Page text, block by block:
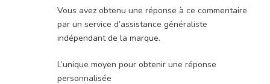
Vous avez obtenu une réponse à ce commentaire
par un service d’assistance généraliste
indépendant de la marque.
L’unique moyen pour obtenir une réponse
personnalisée